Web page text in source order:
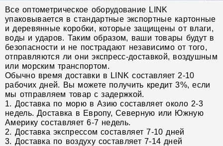
Все оптометрическое оборудование LINK
упаковывается в стандартные экспортные картонные
и деревянные коробки, которые защищены от влаги,
воды и ударов. Таким образом, ваши товары будут в
безопасности и не пострадают независимо от того,
отправляются ли они экспресс-доставкой, воздушным
или морским транспортом.
Обычно время доставки в LINK составляет 2-10
рабочих дней. Вы можете получить кредит 3%, если
мы отправляем товар с задержкой.
1. Доставка по морю в Азию составляет около 2-3
недель. Доставка в Европу, Северную или Южную
Америку составляет 6-7 недель.
2. Доставка экспрессом составляет 7-10 дней
3. Доставка по воздуху составляет 7-14 дней